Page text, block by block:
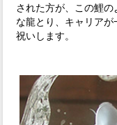
された方が、この鯉
な龍とり、キャリア
祝いします。